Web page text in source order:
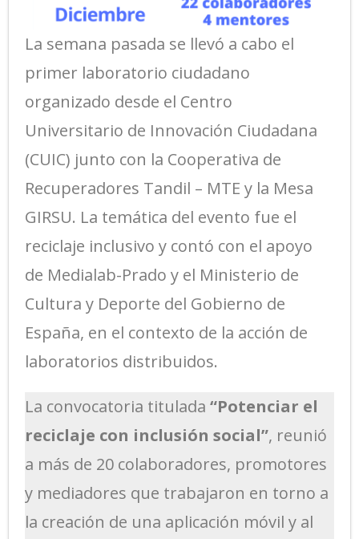
La semana pasada se llevó a cabo el
primer laboratorio ciudadano
organizado desde el Centro
Universitario de Innovación Ciudadana
(CUIC) junto con la Cooperativa de
Recuperadores Tandil – MTE y la Mesa
GIRSU. La temática del evento fue el
reciclaje inclusivo y contó con el apoyo
de Medialab-Prado y el Ministerio de
Cultura y Deporte del Gobierno de
España, en el contexto de la acción de
laboratorios distribuidos.
La convocatoria titulada “Potenciar el
reciclaje con inclusión social”, reunió
a más de 20 colaboradores, promotores
y mediadores que trabajaron en torno a
la creación de una aplicación móvil y al